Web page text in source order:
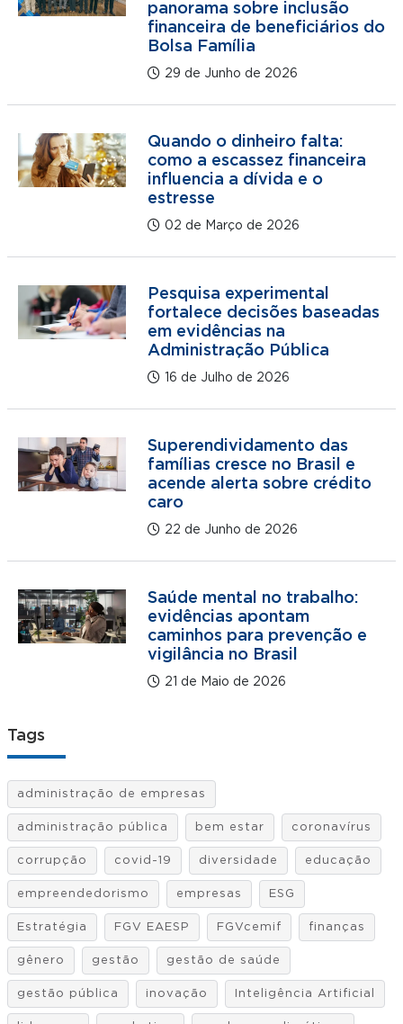
panorama sobre inclusão
financeira de beneficiários do
Bolsa Família
29 de Junho de 2026
Quando o dinheiro falta:
como a escassez financeira
influencia a dívida e o
estresse
02 de Março de 2026
Pesquisa experimental
fortalece decisões baseadas
em evidências na
Administração Pública
16 de Julho de 2026
Superendividamento das
famílias cresce no Brasil e
acende alerta sobre crédito
caro
22 de Junho de 2026
Saúde mental no trabalho:
evidências apontam
caminhos para prevenção e
vigilância no Brasil
21 de Maio de 2026
Tags
administração de empresas
administração pública bem estar coronavírus
corrupção covid-19 diversidade educação
empreendedorismo empresas ESG
Estratégia FGV EAESP FGVcemif finanças
gênero gestão gestão de saúde
gestão pública inovação Inteligência Artificial